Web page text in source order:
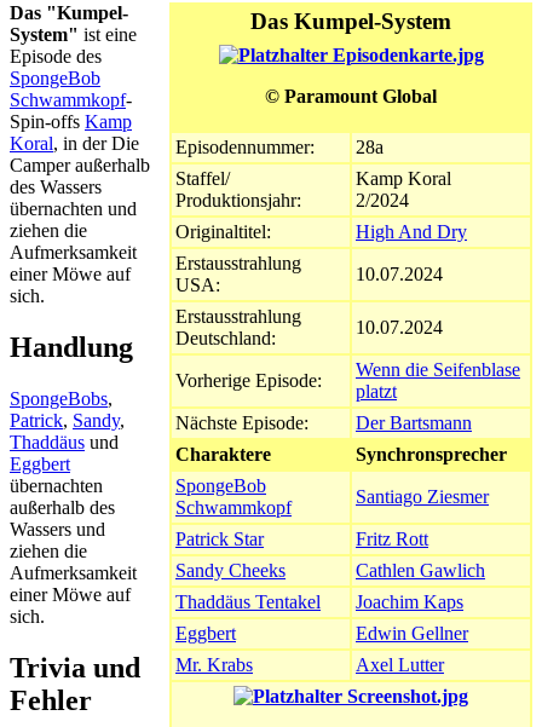
Das Kumpel-System
© Paramount Global
Episodennummer:
28a
Staffel/
Produktionsjahr:
Kamp Koral
2/2024
Originaltitel:
High And Dry
Erstausstrahlung
USA:
10.07.2024
Erstausstrahlung
Deutschland:
10.07.2024
Vorherige Episode:
Wenn die Seifenblase
platzt
Nächste Episode:
Der Bartsmann
Charaktere
Synchronsprecher
SpongeBob
Schwammkopf
Santiago Ziesmer
Patrick Star
Fritz Rott
Sandy Cheeks
Cathlen Gawlich
Thaddäus Tentakel
Joachim Kaps
Eggbert
Edwin Gellner
Mr. Krabs
Axel Lutter
Das "Kumpel-
System" ist eine
Episode des
SpongeBob
Schwammkopf-
Spin-offs Kamp
Koral, in der Die
Camper außerhalb
des Wassers
übernachten und
ziehen die
Aufmerksamkeit
einer Möwe auf
sich.
Handlung
SpongeBobs,
Patrick, Sandy,
Thaddäus und
Eggbert
übernachten
außerhalb des
Wassers und
ziehen die
Aufmerksamkeit
einer Möwe auf
sich.
Trivia und
Fehler